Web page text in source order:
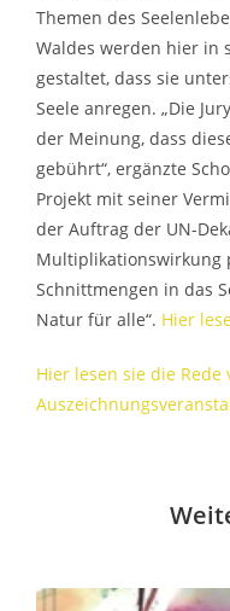
Themen des
Waldes werden hier in
gestaltet, dass sie
Seele anregen. „Die
der Meinung, dass
gebührt“, ergänzte
Projekt mit seiner
der Auftrag der UN-
Multiplikationswirkung
Schnittmengen in das
Natur für alle“. Hier
Hier lesen sie die Rede